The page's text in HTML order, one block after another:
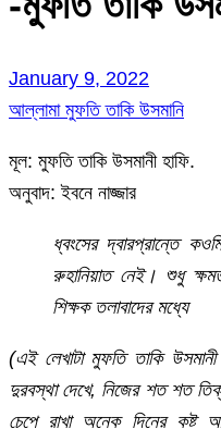
January 9, 2022
আল্লামা মুফতি তাকি উসমানি
মূল: মুফতি তাকি উসমানী হাফি.
অনুবাদ: ইবনে নাজ্জার
ধ্বংসের দ্বারপ্রান্তে
রুহানিয়াত নেই। শুধু
শিক্ষক তলাবাদের মধ্যে
(এই লেখাটা মুফতি তাকি উসমানী
দুরবস্থা দেখে, নিজের শত শত
চেপে রাখা অনেক দিনের